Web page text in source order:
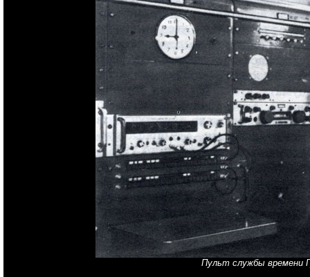
Пульт службы времени